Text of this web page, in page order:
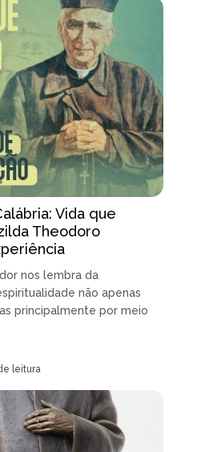
Vida que
Theodoro
nos lembra da
não apenas
principalmente por meio
leitura